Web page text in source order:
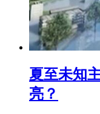
夏至未知
亮？